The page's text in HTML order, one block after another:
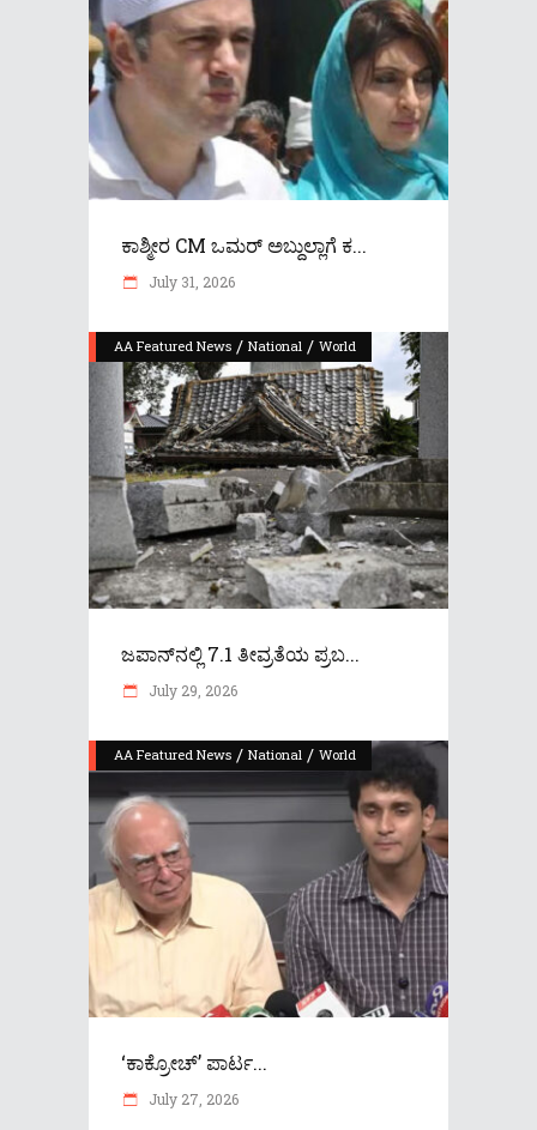
ಕಾಶ್ಮೀರ CM ಒಮರ್ ಅಬ್ದುಲ್ಲಾಗೆ ಕ...
July 31, 2026
AA Featured News / National / World
ಜಪಾನ್‌ನಲ್ಲಿ 7.1 ತೀವ್ರತೆಯ ಪ್ರಬ...
July 29, 2026
AA Featured News / National / World
‘ಕಾಕ್ರೋಚ್​’ ಪಾರ್ಟ...
July 27, 2026